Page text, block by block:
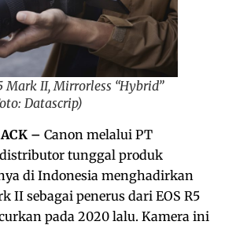
Mark II, Mirrorless “Hybrid”
Datascrip)
– Canon melalui PT
tunggal produk
di Indonesia menghadirkan
II sebagai penerus dari EOS R5
pada 2020 lalu. Kamera ini